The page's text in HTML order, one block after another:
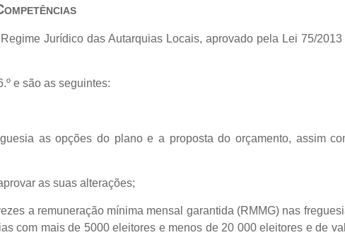
Jurídico das Autarquias Locais, aprovado pela Lei 75/2013
e são as seguintes:
as opções do plano e a proposta do orçamento, assim
as suas alterações;
a remuneração mínima mensal garantida (RMMG) nas
com mais de 5000 eleitores e menos de 20 000 eleitores e de